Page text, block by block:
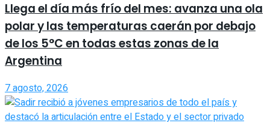
Llega el día más frío del mes: avanza una ola
polar y las temperaturas caerán por debajo
de los 5°C en todas estas zonas de la
Argentina
7 agosto, 2026